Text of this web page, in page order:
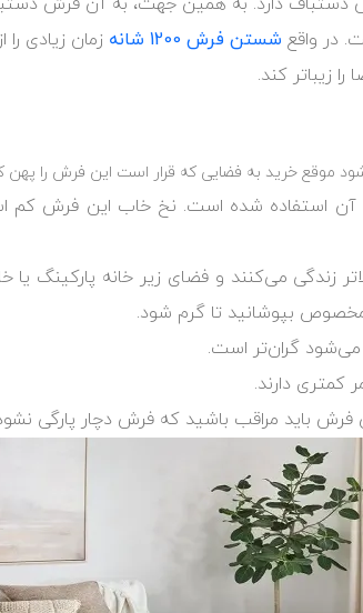
شستن فرش 1200 شانه
زمان زیادی
در بافت آن استفاده شده است. نخ خاب این
زندگی می‌کنند و فضای زیر خانه پارکینگ
مخصوص بپوشانید تا گرم شود.
کمتری دارند.